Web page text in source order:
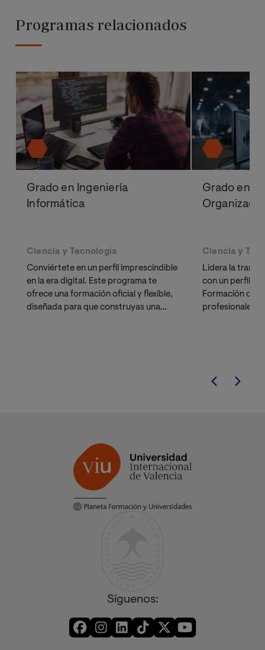
Programas relacionados
Grado en Ingeniería
Informática
Ciencia y Tecnología
Conviértete en un perfil imprescindible
en la era digital. Este programa te
ofrece una formación oficial y flexible,
diseñada para que construyas una
Grado en
Ciencia y
Lidera la
con un perfil
Formación
profesionales:
Síguenos: